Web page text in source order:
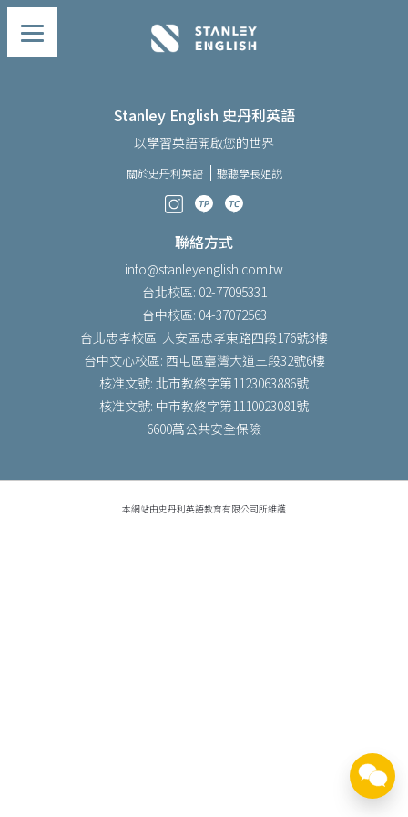
Stanley English 史丹利英語
以學習英語開啟您的世界
關於史丹利英語 聽聽學長姐說
聯絡方式
info@stanleyenglish.com.tw
台北校區: 02-77095331
台中校區: 04-37072563
台北忠孝校區: 大安區忠孝東路四段176號3樓
台中文心校區: 西屯區臺灣大道三段32號6樓
核准文號: 北市教終字第1123063886號
核准文號: 中市教終字第1110023081號
6600萬公共安全保險
本網站由史丹利英語教育有限公司所維護